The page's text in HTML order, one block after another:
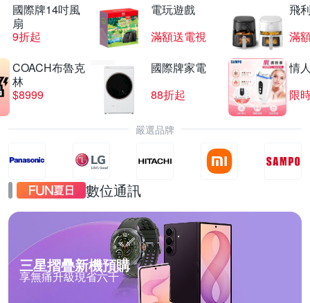
國際牌14吋風
扇
9折起
電玩遊戲
滿額送電視
飛
滿
COACH布魯克
林
$8999
國際牌家電
88折起
情
限
嚴選品牌
數位通訊
三星摺疊新機預購
享無痛升級現省六千